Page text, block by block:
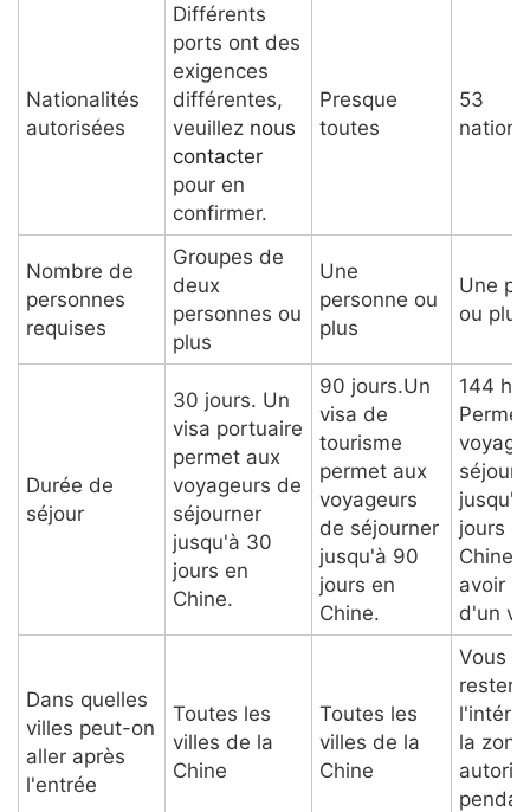
Nationalités
autorisées
Différents
ports ont des
exigences
différentes,
veuillez nous
contacter
pour en
confirmer.
Presque
toutes
53
Nombre de
personnes
requises
Groupes de
deux
personnes ou
plus
Une
personne ou
plus
Une
ou plus
Durée de
séjour
30 jours. Un
visa portuaire
permet aux
voyageurs de
séjourner
jusqu'à 30
jours en
Chine.
90 jours.Un
visa de
tourisme
permet aux
voyageurs
de séjourner
jusqu'à 90
jours en
Chine.
144
jours
Chine
avoir
d'un
Dans quelles
villes peut-on
aller après
l'entrée
Toutes les
villes de la
Chine
Toutes les
villes de la
Chine
Vous
rester
la zone